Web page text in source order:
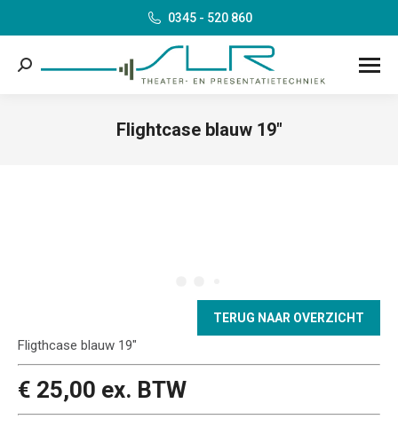
0345 - 520 860
Search:
Flightcase blauw 19″
TERUG NAAR OVERZICHT
Fligthcase blauw 19″
€ 25,00 ex. BTW